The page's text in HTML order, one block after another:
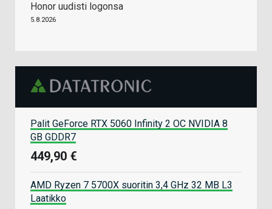
Honor uudisti logonsa
5.8.2026
Palit GeForce RTX 5060 Infinity 2 OC NVIDIA 8
GB GDDR7
449,90 €
AMD Ryzen 7 5700X suoritin 3,4 GHz 32 MB L3
Laatikko